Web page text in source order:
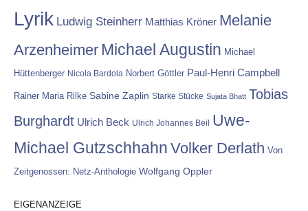
Lyrik Ludwig Steinherr Matthias Kröner Melanie
Arzenheimer Michael Augustin Michael
Hüttenberger Nicola Bardola Norbert Göttler Paul-Henri Campbell
Rainer Maria Rilke Sabine Zaplin Starke Stücke Sujata Bhatt Tobias
Burghardt Ulrich Beck Ulrich Johannes Beil
Uwe-
Michael Gutzschhahn Volker Derlath Von
Zeitgenossen: Netz-Anthologie Wolfgang Oppler
EIGENANZEIGE